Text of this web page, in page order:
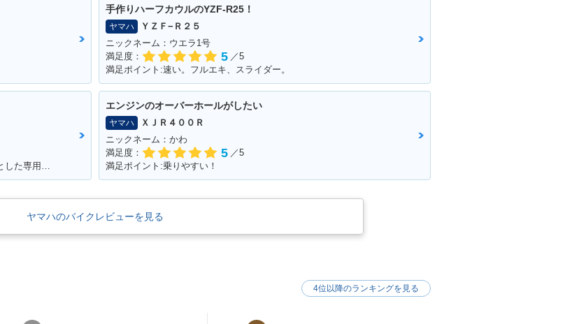
手作りハーフカウルのYZF-R25！
ヤマハ
ＹＺＦ−Ｒ２５
ニックネーム：ウエラ1号
満足度：
5 ／5
満足ポイント:速い。フルエキ、スライダー。
満足ポイント:・国産250オフ最強のパワー！ ・しっかりとした専用設計の足回り！ ・スタイルよすぎ！ノーマル車でもめちゃカッコイイ！！ ・アフターパーツも250オフの中では多い方！ ・メンテサイクル長いから楽！ ・デカールでイメチェンし放題だから飽きが来ない！ ・ネットで情報集めがしやすい（ユーザーが多い）
エンジンのオーバーホールがしたい
ヤマハ
ＸＪＲ４００Ｒ
ニックネーム：かわ
満足度：
5 ／5
満足ポイント:乗りやすい！
ヤマハのバイクレビューを見る
4位以降のランキングを見る